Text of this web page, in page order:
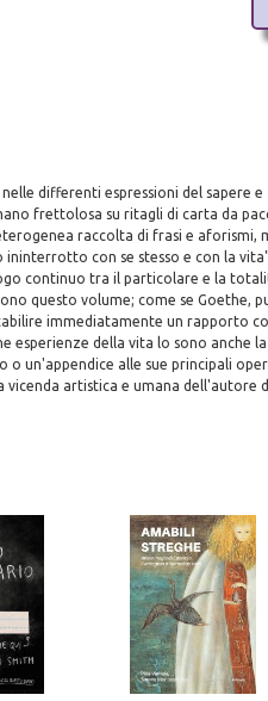
differenti espressioni del sapere e
frettolosa su ritagli di carta da
raccolta di frasi e aforismi,
con se stesso e con la
continuo tra il particolare e la
questo volume; come se Goethe,
immediatamente un rapporto
esperienze della vita lo sono anche la
un'appendice alle sue principali
artistica e umana dell'autore